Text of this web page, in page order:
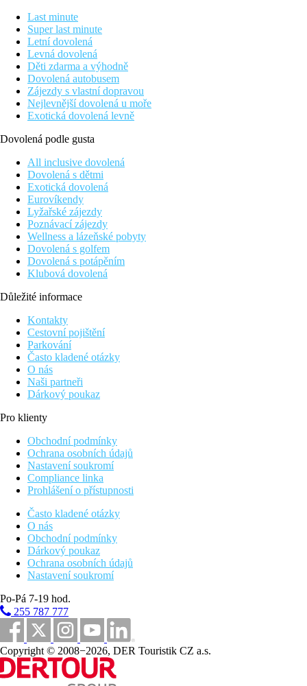
Last minute
Super last minute
Letní dovolená
Levná dovolená
Děti zdarma a výhodně
Dovolená autobusem
Zájezdy s vlastní dopravou
Nejlevnější dovolená u moře
Exotická dovolená levně
Dovolená podle gusta
All inclusive dovolená
Dovolená s dětmi
Exotická dovolená
Eurovíkendy
Lyžařské zájezdy
Poznávací zájezdy
Wellness a lázeňské pobyty
Dovolená s golfem
Dovolená s potápěním
Klubová dovolená
Důležité informace
Kontakty
Cestovní pojištění
Parkování
Často kladené otázky
O nás
Naši partneři
Dárkový poukaz
Pro klienty
Obchodní podmínky
Ochrana osobních údajů
Nastavení soukromí
Compliance linka
Prohlášení o přístupnosti
Často kladené otázky
O nás
Obchodní podmínky
Dárkový poukaz
Ochrana osobních údajů
Nastavení soukromí
Po-Pá 7-19 hod.
255 787 777
Copyright © 2008−2026, DER Touristik CZ a.s.